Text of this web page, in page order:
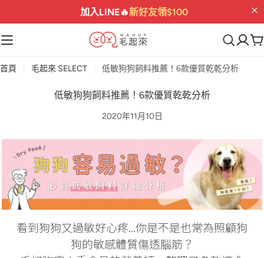
加入LINE🔥新好友領$100
購
物
首頁 毛起來 SELECT 低敏狗狗飼料推薦！6款優質乾乾分析
低敏狗狗飼料推薦！6款優質乾乾分析
2020年11月10日
看到狗狗又過敏好心疼...你是不是也常為照顧狗
狗的敏感體質傷透腦筋？